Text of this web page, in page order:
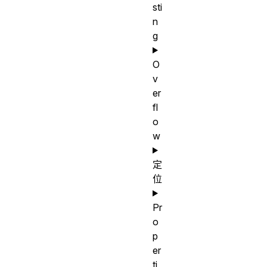
sti
n
g
O
v
er
fl
o
w
定
位
Pr
o
p
er
ti